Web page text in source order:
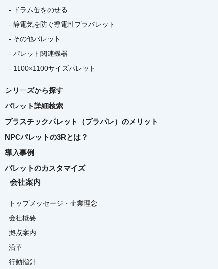
- ドラム缶をのせる
- 静電気を防ぐ導電性プラパレット
- その他パレット
- パレット関連機器
- 1100×1100サイズパレット
シリーズから探す
パレット詳細検索
プラスチックパレット（プラパレ）のメリット
NPCパレットの3Rとは？
導入事例
パレットのカスタマイズ
会社案内
トップメッセージ・企業理念
会社概要
拠点案内
沿革
行動指針